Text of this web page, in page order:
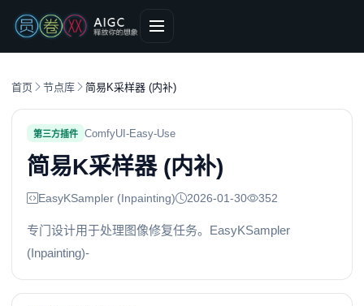
首页 节点库 简易K采样器 (内补)
第三方插件 ComfyUI-Easy-Use
简易K采样器 (内补)
EasyKSampler (Inpainting) 2026-01-30 352
专门设计用于处理图像修复任务。EasyKSampler
(Inpainting)-